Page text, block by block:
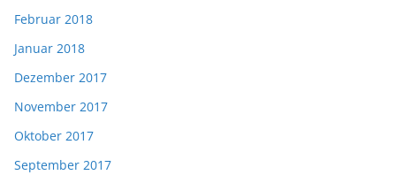
Februar 2018
Januar 2018
Dezember 2017
November 2017
Oktober 2017
September 2017